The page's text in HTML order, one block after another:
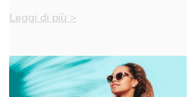
Leggi di più >